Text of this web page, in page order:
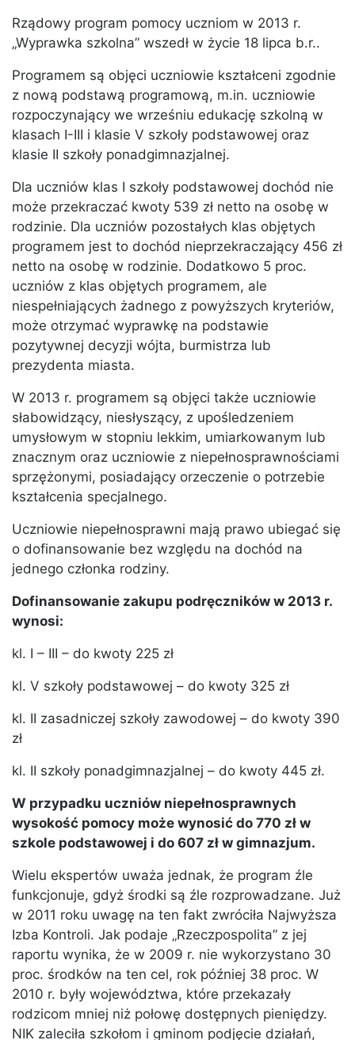
Rządowy program pomocy uczniom w 2013 r.
„Wyprawka szkolna” wszedł w życie 18 lipca b.r..
Programem są objęci uczniowie kształceni zgodnie
z nową podstawą programową, m.in. uczniowie
rozpoczynający we wrześniu edukację szkolną w
klasach I-III i klasie V szkoły podstawowej oraz
klasie II szkoły ponadgimnazjalnej.
Dla uczniów klas I szkoły podstawowej dochód nie
może przekraczać kwoty 539 zł netto na osobę w
rodzinie. Dla uczniów pozostałych klas objętych
programem jest to dochód nieprzekraczający 456 zł
netto na osobę w rodzinie. Dodatkowo 5 proc.
uczniów z klas objętych programem, ale
niespełniających żadnego z powyższych kryteriów,
może otrzymać wyprawkę na podstawie
pozytywnej decyzji wójta, burmistrza lub
prezydenta miasta.
W 2013 r. programem są objęci także uczniowie
słabowidzący, niesłyszący, z upośledzeniem
umysłowym w stopniu lekkim, umiarkowanym lub
znacznym oraz uczniowie z niepełnosprawnościami
sprzężonymi, posiadający orzeczenie o potrzebie
kształcenia specjalnego.
Uczniowie niepełnosprawni mają prawo ubiegać się
o dofinansowanie bez względu na dochód na
jednego członka rodziny.
Dofinansowanie zakupu podręczników w 2013 r.
wynosi:
kl. I – III – do kwoty 225 zł
kl. V szkoły podstawowej – do kwoty 325 zł
kl. II zasadniczej szkoły zawodowej – do kwoty 390
zł
kl. II szkoły ponadgimnazjalnej – do kwoty 445 zł.
W przypadku uczniów niepełnosprawnych
wysokość pomocy może wynosić do 770 zł w
szkole podstawowej i do 607 zł w gimnazjum.
Wielu ekspertów uważa jednak, że program źle
funkcjonuje, gdyż środki są źle rozprowadzane. Już
w 2011 roku uwagę na ten fakt zwróciła Najwyższa
Izba Kontroli. Jak podaje „Rzeczpospolita” z jej
raportu wynika, że w 2009 r. nie wykorzystano 30
proc. środków na ten cel, rok później 38 proc. W
2010 r. były województwa, które przekazały
rodzicom mniej niż połowę dostępnych pieniędzy.
NIK zaleciła szkołom i gminom podjęcie działań,